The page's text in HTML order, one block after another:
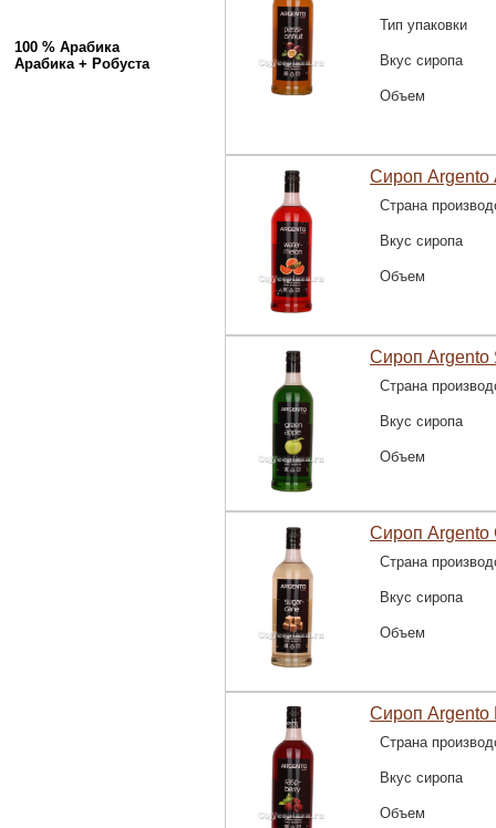
100 % Арабика
Арабика + Робуста
Тип упаковки
Вкус сиропа
Объем
Сироп Argento
Страна
Вкус сиропа
Объем
Сироп Argento
Страна
Вкус сиропа
Объем
Сироп Argento
Страна
Вкус сиропа
Объем
Сироп Argento
Страна
Вкус сиропа
Объем